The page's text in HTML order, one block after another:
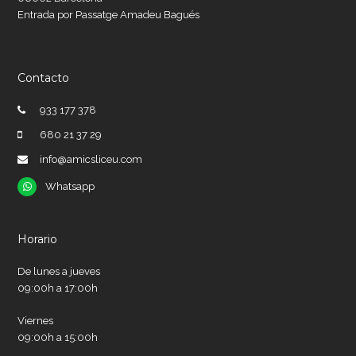
Entrada por Passatge Amadeu Bagués
Contacto
933 177 378
680 21 37 29
info@amicsliceu.com
Whatsapp
Whatsapp
Horario
De lunes a jueves
09:00h a 17:00h
Viernes
09:00h a 15:00h